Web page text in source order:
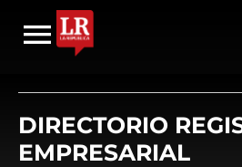
DIRECTORIO
EMPRESARIAL